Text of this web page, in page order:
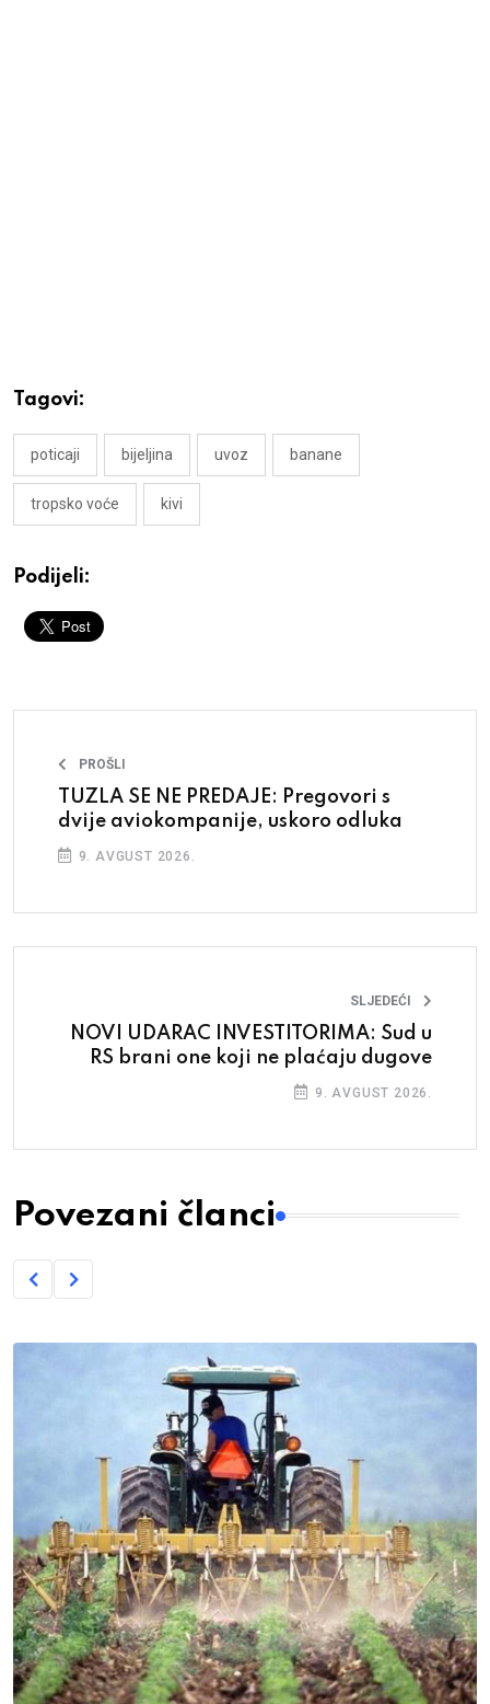
Tagovi:
poticaji bijeljina uvoz banane
tropsko voće kivi
Podijeli:
PROŠLI
TUZLA SE NE PREDAJE: Pregovori s
dvije aviokompanije, uskoro odluka
9. AVGUST 2026.
SLJEDEĆI
NOVI UDARAC INVESTITORIMA: Sud u
RS brani one koji ne plaćaju dugove
9. AVGUST 2026.
Povezani članci